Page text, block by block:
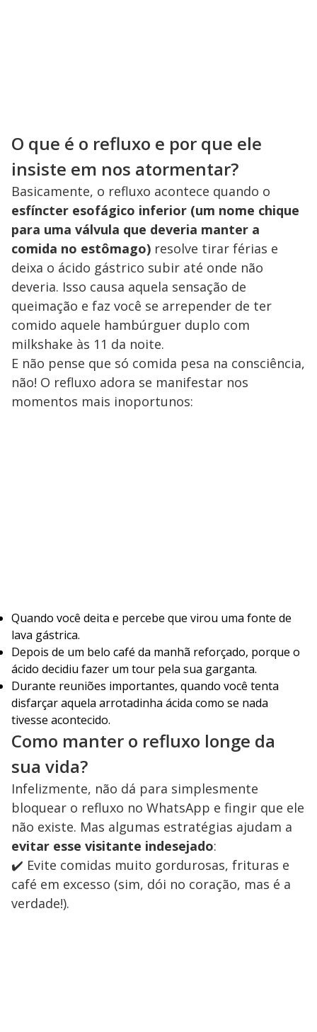
O que é o refluxo e por que ele
insiste em nos atormentar?
Basicamente, o refluxo acontece quando o
esfíncter esofágico inferior (um nome chique
para uma válvula que deveria manter a
comida no estômago) resolve tirar férias e
deixa o ácido gástrico subir até onde não
deveria. Isso causa aquela sensação de
queimação e faz você se arrepender de ter
comido aquele hambúrguer duplo com
milkshake às 11 da noite.
E não pense que só comida pesa na consciência,
não! O refluxo adora se manifestar nos
momentos mais inoportunos:
Quando você deita e percebe que virou uma fonte de
lava gástrica.
Depois de um belo café da manhã reforçado, porque o
ácido decidiu fazer um tour pela sua garganta.
Durante reuniões importantes, quando você tenta
disfarçar aquela arrotadinha ácida como se nada
tivesse acontecido.
Como manter o refluxo longe da
sua vida?
Infelizmente, não dá para simplesmente
bloquear o refluxo no WhatsApp e fingir que ele
não existe. Mas algumas estratégias ajudam a
evitar esse visitante indesejado:
✔️ Evite comidas muito gordurosas, frituras e
café em excesso (sim, dói no coração, mas é a
verdade!).